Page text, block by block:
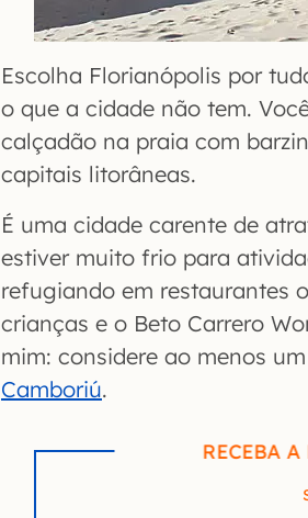
Escolha Florianópolis por
o que a cidade não tem.
calçadão na praia com
capitais litorâneas.
É uma cidade carente de
estiver muito frio para
refugiando em restaurantes
crianças e o Beto Carrero
mim: considere ao menos
Camboriú.
RECEBA